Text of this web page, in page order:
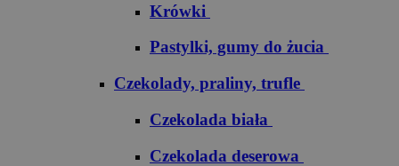
Krówki
Pastylki, gumy do żucia
Czekolady, praliny, trufle
Czekolada biała
Czekolada deserowa